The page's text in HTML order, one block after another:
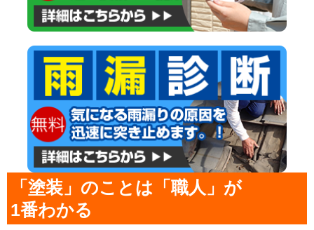
「塗装」のことは「職人」が
1番わかる